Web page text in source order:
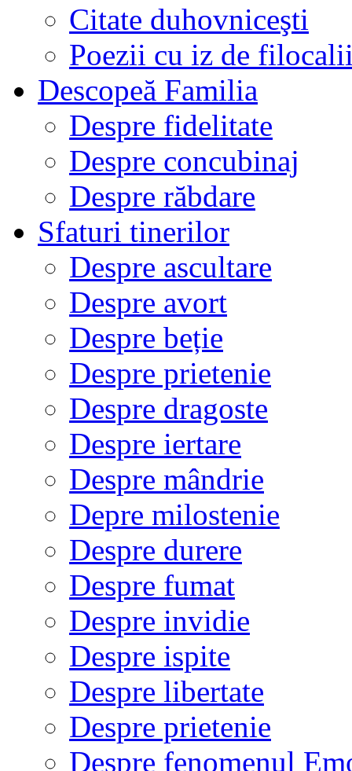
Citate duhovniceşti
Poezii cu iz de
Descopeă Familia
Despre fidelitate
Despre concubinaj
Despre răbdare
Sfaturi tinerilor
Despre ascultare
Despre avort
Despre beție
Despre prietenie
Despre dragoste
Despre iertare
Despre mândrie
Depre milostenie
Despre durere
Despre fumat
Despre invidie
Despre ispite
Despre libertate
Despre prietenie
Despre fenomenul